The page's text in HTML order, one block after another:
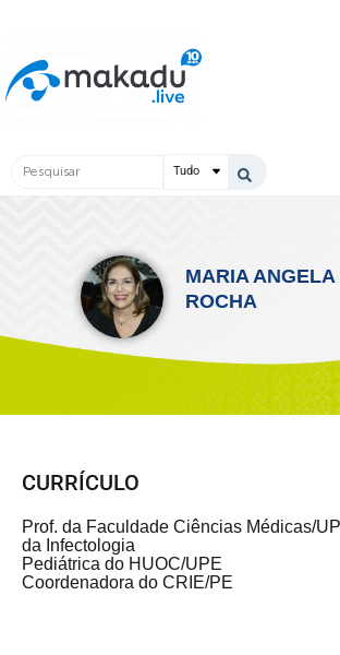
conteúdo
Pesquisar
MARIA ANGELA
ROCHA
CURRÍCULO
Prof. da Faculdade Ciências Médicas/
da Infectologia
Pediátrica do HUOC/UPE
Coordenadora do CRIE/PE